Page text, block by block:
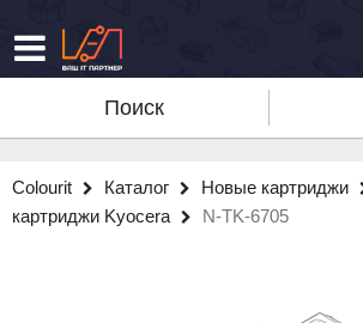
Поиск
Colourit Каталог Новые картриджи
картриджи Kyocera
N-TK-6705